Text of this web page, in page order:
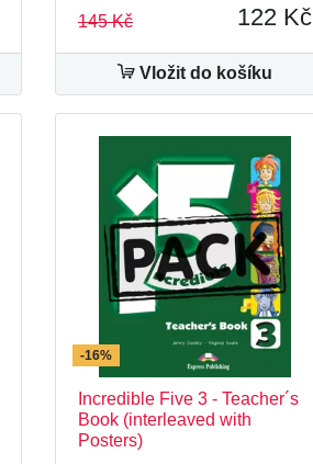
145 Kč 122 Kč
Vložit do košíku
-16%
Incredible Five 3 - Teacher´s
Book (interleaved with
Posters)